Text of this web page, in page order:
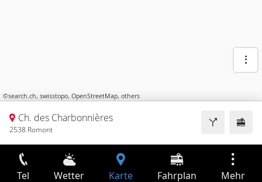
©search.ch, swisstopo, OpenStreetMap, others
Ch. des Charbonnières
2538 Romont
Tel Wetter Karte Fahrplan Mehr